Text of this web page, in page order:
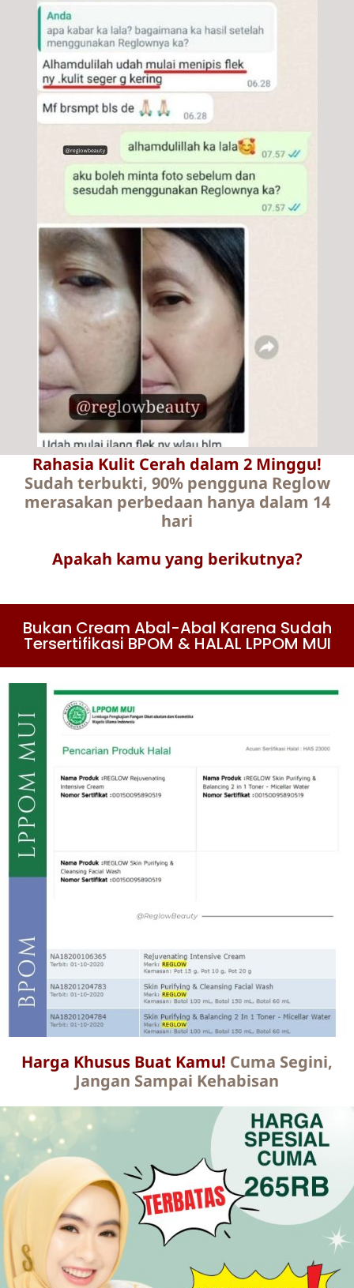
Rahasia Kulit Cerah dalam 2 Minggu!
Sudah terbukti, 90% pengguna Reglow
merasakan perbedaan hanya dalam 14
hari
Apakah kamu yang berikutnya?
Bukan Cream Abal-Abal Karena Sudah
Tersertifikasi BPOM & HALAL LPPOM MUI
Harga Khusus Buat Kamu! Cuma Segini,
Jangan Sampai Kehabisan